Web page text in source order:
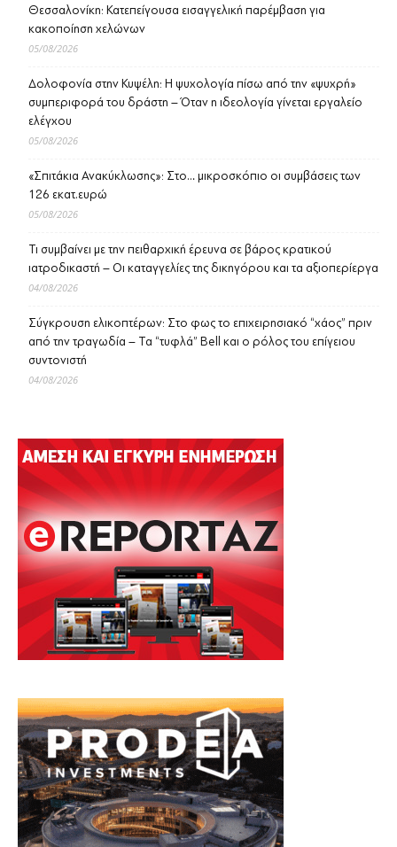
Θεσσαλονίκη: Κατεπείγουσα εισαγγελική παρέμβαση για
κακοποίηση χελώνων
05/08/2026
Δολοφονία στην Κυψέλη: Η ψυχολογία πίσω από την «ψυχρή»
συμπεριφορά του δράστη – Όταν η ιδεολογία γίνεται εργαλείο
ελέγχου
05/08/2026
«Σπιτάκια Ανακύκλωσης»: Στο… μικροσκόπιο οι συμβάσεις των
126 εκατ.ευρώ
05/08/2026
Τι συμβαίνει με την πειθαρχική έρευνα σε βάρος κρατικού
ιατροδικαστή – Οι καταγγελίες της δικηγόρου και τα αξιοπερίεργα
04/08/2026
Σύγκρουση ελικοπτέρων: Στο φως το επιχειρησιακό “χάος” πριν
από την τραγωδία – Τα “τυφλά” Bell και ο ρόλος του επίγειου
συντονιστή
04/08/2026